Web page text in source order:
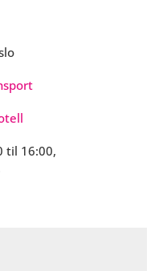
til 16:00,